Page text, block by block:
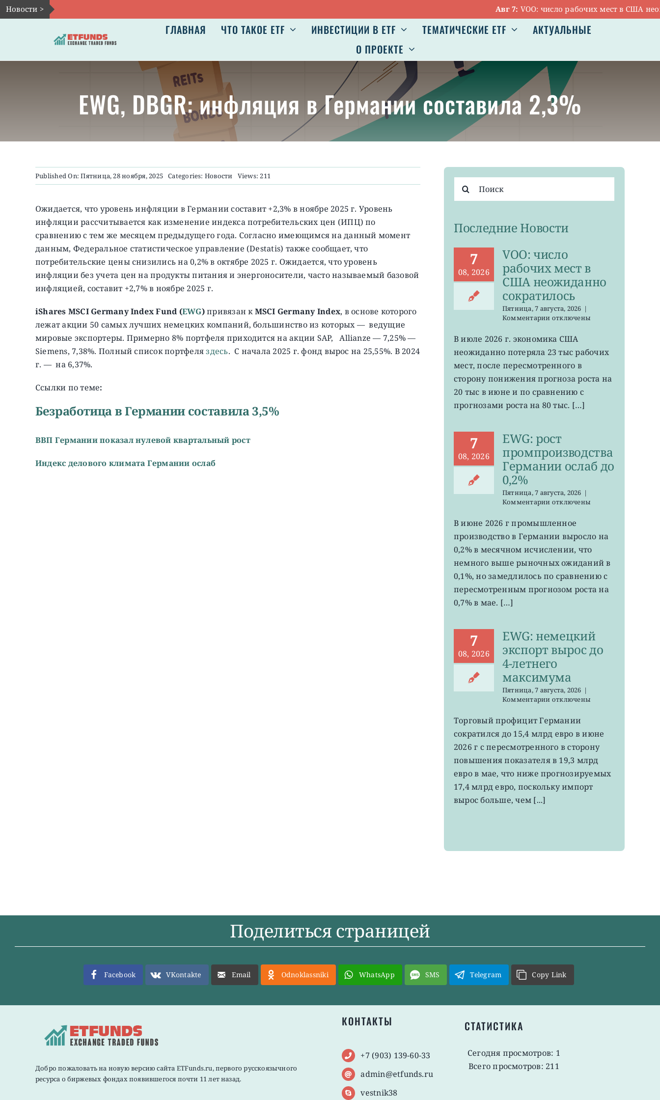
Skip
to
Новости > Авг 7:VOO: число рабочих мест в США
ГЛАВНАЯ ЧТО ТАКОЕ ETF ИНВЕСТИЦИИ В ETF ТЕМАТИЧЕСКИЕ ETF
АКТУАЛЬНЫЕ
О ПРОЕКТЕ
EWG, DBGR: инфляция в Германии составила 2,3%
Published On: Пятница, 28 ноября, 2025 Categories: Новости Views: 211
Ожидается, что уровень инфляции в Германии составит +2,3% в ноябре 2025 г. Уровень
инфляции рассчитывается как изменение индекса потребительских цен (ИПЦ) по
сравнению с тем же месяцем предыдущего года. Согласно имеющимся на данный момент
данным, Федеральное статистическое управление (Destatis) также сообщает, что
потребительские цены снизились на 0,2% в октябре 2025 г. Ожидается, что уровень
инфляции без учета цен на продукты питания и энергоносители, часто называемый базовой
инфляцией, составит +2,7% в ноябре 2025 г.
iShares MSCI Germany Index Fund (EWG)привязан кMSCI Germany Index, в основе которого
лежат акции 50 самых лучших немецких компаний, большинство из которых — ведущие
мировые экспортеры. Примерно 8% портфеля приходится на акции SAP, Allianze — 7,25% —
Siemens, 7,38%. Полный список портфеляздесь. C начала 2025 г. фонд вырос на 25,55%. В 2024
г. — на 6,37%.
Ссылки по теме:
Безработица в Германии составила 3,5%
ВВП Германии показал нулевой квартальный рост
Индекс делового климата Германии ослаб
поиска:
Последние Новости
7
08, 2026
VOO: число
рабочих мест в
США неожиданно
сократилось
Пятница, 7 августа, 2026 |
Комментариик
VOO:
рабочих
мест
США
неожиданно
сократилось
отключены
В июле 2026 г. экономика США
неожиданно потеряла 23 тыс рабочих
мест, после пересмотренного в
сторону понижения прогноза роста на
20 тыс в июне и по сравнению с
прогнозами роста на 80 тыс. […]
7
08, 2026
EWG: рост
промпроизводства
Германии ослаб до
0,2%
Пятница, 7 августа, 2026 |
Комментариик
EWG:
рост
промпроизводства
Германии
до
0,2%
отключены
В июне 2026 г промышленное
производство в Германии выросло на
0,2% в месячном исчислении, что
немного выше рыночных ожиданий в
0,1%, но замедлилось по сравнению с
пересмотренным прогнозом роста на
0,7% в мае. […]
7
08, 2026
EWG: немецкий
экспорт вырос до
4-летнего
максимума
Пятница, 7 августа, 2026 |
Комментариик
EWG:
немецкий
экспорт
вырос
4-
летнего
отключены
Торговый профицит Германии
сократился до 15,4 млрд евро в июне
2026 г с пересмотренного в сторону
повышения показателя в 19,3 млрд
евро в мае, что ниже прогнозируемых
17,4 млрд евро, поскольку импорт
вырос больше, чем [...]
Поделиться страницей
Facebook VKontakte Email Odnoklassniki WhatsApp SMS Telegram Copy Link
Добро пожаловать на новую версию сайта ETFunds.ru, первого русскоязычного
ресурса о биржевых фондах появившегося почти 11 лет назад.
КОНТАКТЫ
+7 (903) 139-60-33
admin@etfunds.ru
vestnik38
СТАТИСТИКА
Сегодня просмотров: 1
Всего просмотров: 211